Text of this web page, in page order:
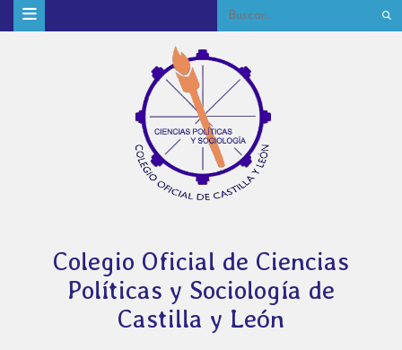
Colegio Oficial de Ciencias
Políticas y Sociología de
Castilla y León